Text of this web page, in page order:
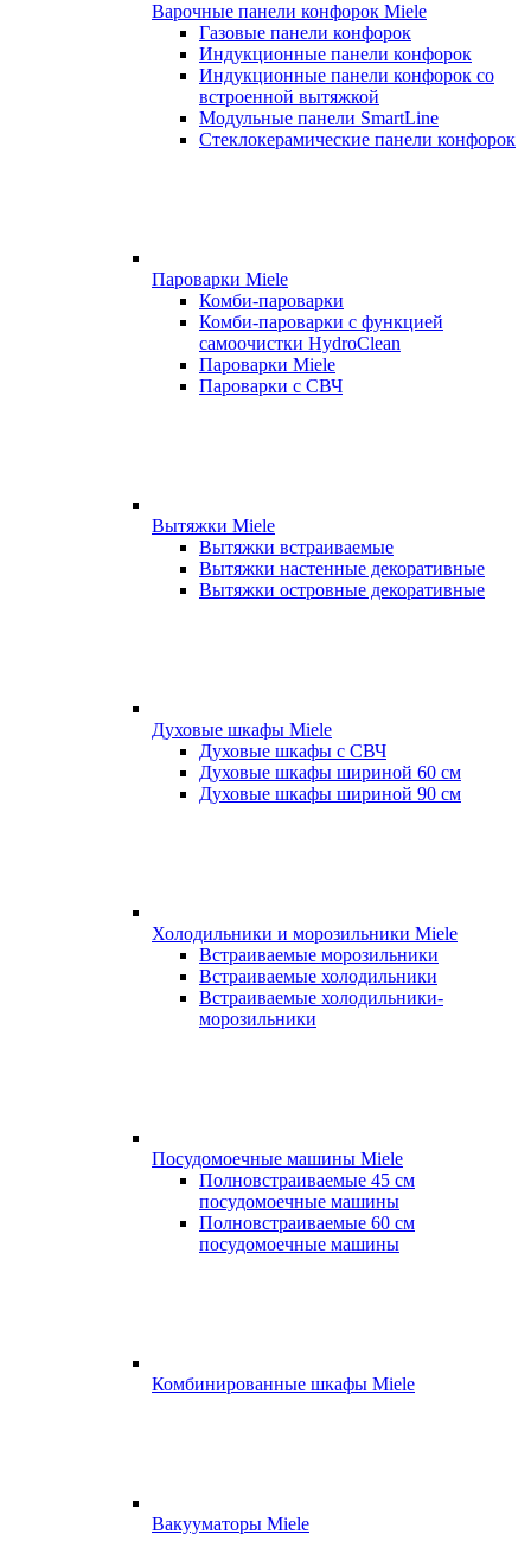
Варочные панели конфорок Miele
Газовые панели конфорок
Индукционные панели конфорок
Индукционные панели конфорок со
встроенной вытяжкой
Модульные панели SmartLine
Стеклокерамические панели конфорок
Пароварки Miele
Комби-пароварки
Комби-пароварки с функцией
самоочистки HydroClean
Пароварки Miele
Пароварки с СВЧ
Вытяжки Miele
Вытяжки встраиваемые
Вытяжки настенные декоративные
Вытяжки островные декоративные
Духовые шкафы Miele
Духовые шкафы с СВЧ
Духовые шкафы шириной 60 см
Духовые шкафы шириной 90 см
Холодильники и морозильники Miele
Встраиваемые морозильники
Встраиваемые холодильники
Встраиваемые холодильники-
морозильники
Посудомоечные машины Miele
Полновстраиваемые 45 см
посудомоечные машины
Полновстраиваемые 60 см
посудомоечные машины
Комбинированные шкафы Miele
Вакууматоры Miele